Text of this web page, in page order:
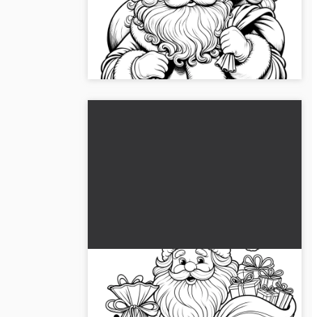
Yksityiskohtainen joulupukkivärityskuva,
täydellinen iloiseen väritykseen joulun
aikaan. 🎅 Lataa nyt ilmaiseksi!...
Joulupukki lahjasäkin kanssa:
Värityskuva ilmaiseksi
Iloinen joulupukki ja lahjasäkki odottavat,